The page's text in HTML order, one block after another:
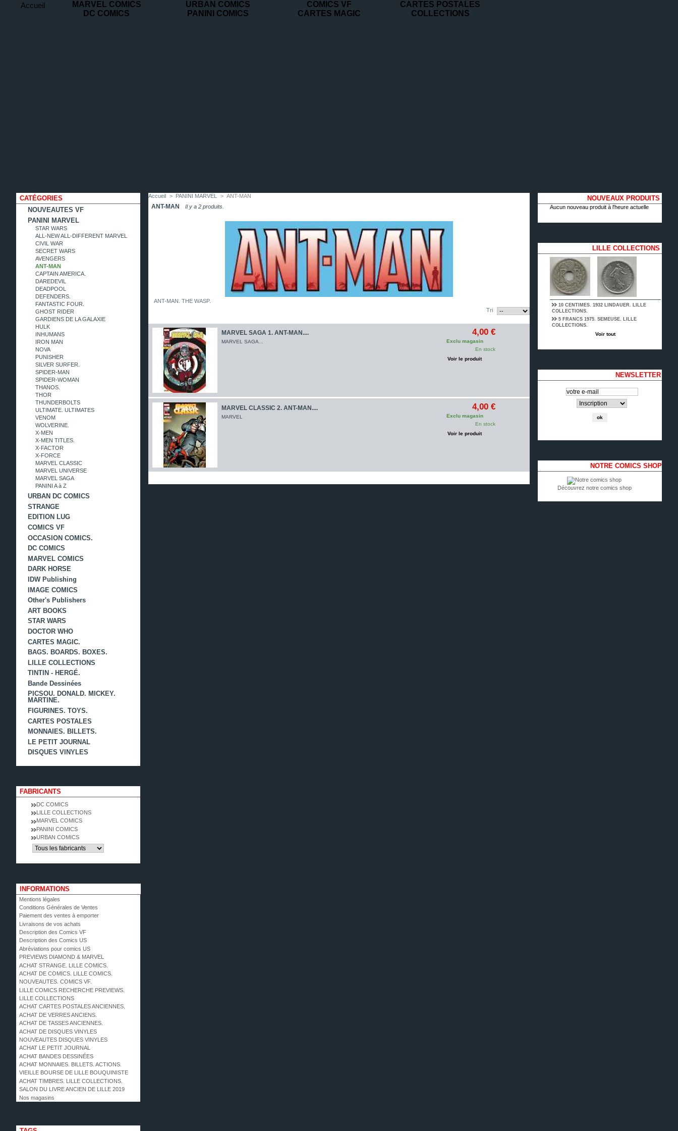
Accueil
MARVEL COMICS
DC COMICS
URBAN COMICS
PANINI COMICS
COMICS VF
CARTES MAGIC
CARTES POSTALES
COLLECTIONS
CATÉGORIES
NOUVEAUTES VF
PANINI MARVEL
STAR WARS
ALL-NEW ALL-DIFFERENT MARVEL
CIVIL WAR
SECRET WARS
AVENGERS
ANT-MAN
CAPTAIN AMERICA.
DAREDEVIL
DEADPOOL
DEFENDERS.
FANTASTIC FOUR.
GHOST RIDER
GARDIENS DE LA GALAXIE
HULK
INHUMANS
IRON MAN
NOVA
PUNISHER
SILVER SURFER.
SPIDER-MAN
SPIDER-WOMAN
THANOS.
THOR
THUNDERBOLTS
ULTIMATE. ULTIMATES
VENOM
WOLVERINE.
X-MEN
X-MEN TITLES.
X-FACTOR
X-FORCE
MARVEL CLASSIC
MARVEL UNIVERSE
MARVEL SAGA
PANINI A à Z
URBAN DC COMICS
STRANGE
EDITION LUG
COMICS VF
OCCASION COMICS.
DC COMICS
MARVEL COMICS
DARK HORSE
IDW Publishing
IMAGE COMICS
Other's Publishers
ART BOOKS
STAR WARS
DOCTOR WHO
CARTES MAGIC.
BAGS. BOARDS. BOXES.
LILLE COLLECTIONS
TINTIN - HERGÉ.
Bande Dessinées
PICSOU. DONALD. MICKEY.
MARTINE.
FIGURINES. TOYS.
CARTES POSTALES
MONNAIES. BILLETS.
LE PETIT JOURNAL
DISQUES VINYLES
FABRICANTS
DC COMICS
LILLE COLLECTIONS
MARVEL COMICS
PANINI COMICS
URBAN COMICS
INFORMATIONS
Mentions légales
Conditions Générales de Ventes
Paiement des ventes à emporter
Livraisons de vos achats
Description des Comics VF
Description des Comics US
Abréviations pour comics US
PREVIEWS DIAMOND & MARVEL
ACHAT STRANGE. LILLE COMICS.
ACHAT DE COMICS. LILLE COMICS.
NOUVEAUTES. COMICS VF.
LILLE COMICS RECHERCHE PREVIEWS.
LILLE COLLECTIONS
ACHAT CARTES POSTALES ANCIENNES.
ACHAT DE VERRES ANCIENS.
ACHAT DE TASSES ANCIENNES.
ACHAT DE DISQUES VINYLES
NOUVEAUTES DISQUES VINYLES
ACHAT LE PETIT JOURNAL
ACHAT BANDES DESSINÉES
ACHAT MONNAIES. BILLETS. ACTIONS.
VIEILLE BOURSE DE LILLE BOUQUINISTE
ACHAT TIMBRES. LILLE COLLECTIONS.
SALON DU LIVRE ANCIEN DE LILLE 2019
Nos magasins
Accueil > PANINI MARVEL > ANT-MAN
ANT-MAN Il y a 2 produits.
ANT-MAN. THE WASP.
Tri
MARVEL SAGA 1. ANT-MAN....
MARVEL SAGA...
4,00 €
Exclu magasin
En stock
Voir le produit
MARVEL CLASSIC 2. ANT-MAN....
MARVEL
4,00 €
Exclu magasin
En stock
Voir le produit
NOUVEAUX PRODUITS
Aucun nouveau produit à l'heure actuelle
LILLE COLLECTIONS
10 CENTIMES. 1932 LINDAUER. LILLE
COLLECTIONS.
5 FRANCS 1975. SEMEUSE. LILLE
COLLECTIONS.
Voir tout
NEWSLETTER
NOTRE COMICS SHOP
Découvrez notre comics shop